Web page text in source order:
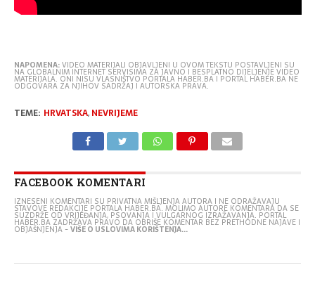
NAPOMENA:VIDEO MATERIJALI OBJAVLJENI U OVOM TEKSTU POSTAVLJENI SU
NA GLOBALNIM INTERNET SERVISIMA ZA JAVNO I BESPLATNO DIJELJENJE VIDEO
MATERIJALA. ONI NISU VLASNIŠTVO PORTALA HABER.BA I PORTAL HABER.BA NE
ODGOVARA ZA NJIHOV SADRŽAJ I AUTORSKA PRAVA.
TEME: HRVATSKA, NEVRIJEME
FACEBOOK KOMENTARI
IZNESENI KOMENTARI SU PRIVATNA MIŠLJENJA AUTORA I NE ODRAŽAVAJU
STAVOVE REDAKCIJE PORTALA HABER.BA. MOLIMO AUTORE KOMENTARA DA SE
SUZDRŽE OD VRIJEĐANJA, PSOVANJA I VULGARNOG IZRAŽAVANJA. PORTAL
HABER.BA ZADRŽAVA PRAVO DA OBRIŠE KOMENTAR BEZ PRETHODNE NAJAVE I
OBJAŠNJENJA -VIŠE O USLOVIMA KORIŠTENJA...